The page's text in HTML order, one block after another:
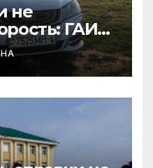
не
ГАИ
и